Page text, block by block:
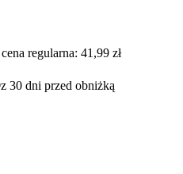
cena regularna: 41,99 zł
z 30 dni przed obniżką